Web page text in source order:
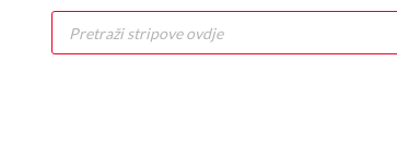
Products
search